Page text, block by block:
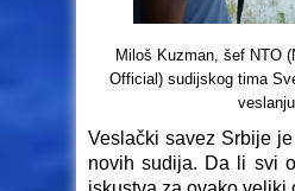
Miloš Kuzman, šef NTO
Official) sudijskog tima
veslanju
Veslački savez Srbije
novih sudija. Da li svi